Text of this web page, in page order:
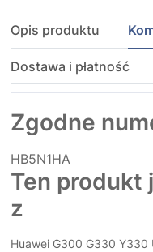
Opis produktu
Dostawa i płatność
Zgodne
HB5N1HA
Ten produkt
z
Huawei G300 G330 Y330